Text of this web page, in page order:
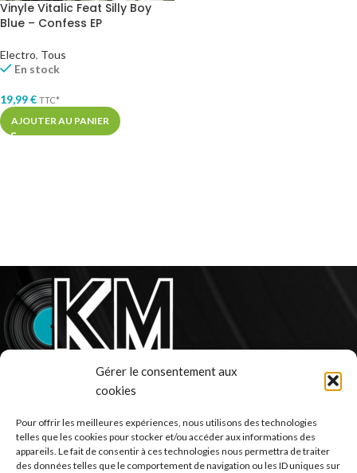
Gérer le consentement aux
cookies
Pour offrir les meilleures expériences, nous utilisons des technologies
telles que les cookies pour stocker et/ou accéder aux informations des
appareils. Le fait de consentir à ces technologies nous permettra de traiter
des données telles que le comportement de navigation ou les ID uniques sur
Vinyle Vitalic Feat Silly Boy
Blue – Confess EP
Electro, Tous
En stock
19,99€ TTC*
AJOUTER AU PANIER
France
Mail : contact@kilm-music.com